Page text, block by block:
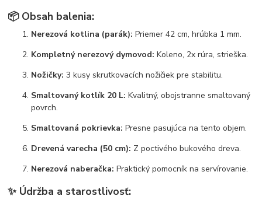
📦 Obsah balenia:
Nerezová kotlina (parák): Priemer 42 cm, hrúbka 1 mm.
Kompletný nerezový dymovod: Koleno, 2x rúra, strieška.
Nožičky: 3 kusy skrutkovacích nožičiek pre stabilitu.
Smaltovaný kotlík 20 L: Kvalitný, obojstranne smaltovaný
povrch.
Smaltovaná pokrievka: Presne pasujúca na tento objem.
Drevená varecha (50 cm): Z poctivého bukového dreva.
Nerezová naberačka: Praktický pomocník na servírovanie.
✨ Údržba a starostlivosť: